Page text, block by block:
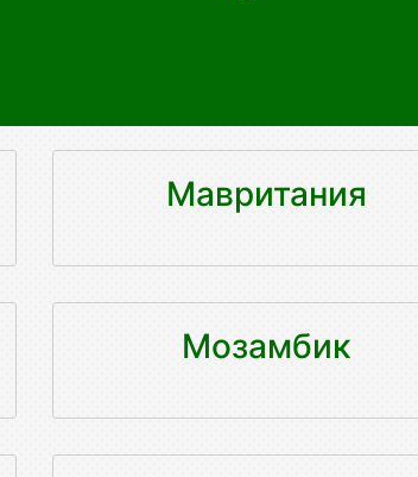
Мавритания
Мозамбик